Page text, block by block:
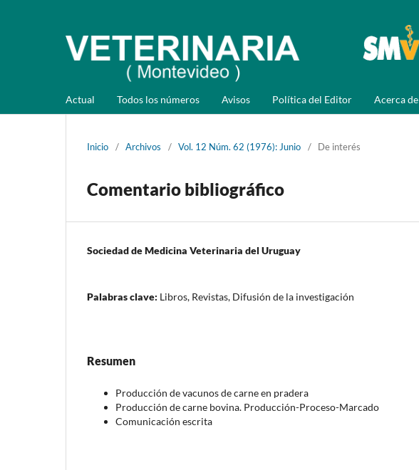
Actual Todos los números Avisos Política del Editor Acerca de
Inicio / Archivos / Vol. 12 Núm. 62 (1976): Junio / De interés
Comentario bibliográfico
Sociedad de Medicina Veterinaria del Uruguay
Palabras clave: Libros, Revistas, Difusión de la investigación
Resumen
Producción de vacunos de carne en pradera
Producción de carne bovina. Producción-Proceso-Marcado
Comunicación escrita